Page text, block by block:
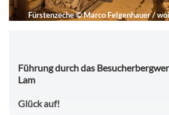
Fürstenzeche©Marco Felgenhauer /
Führung durch das
Lam
Glück auf!